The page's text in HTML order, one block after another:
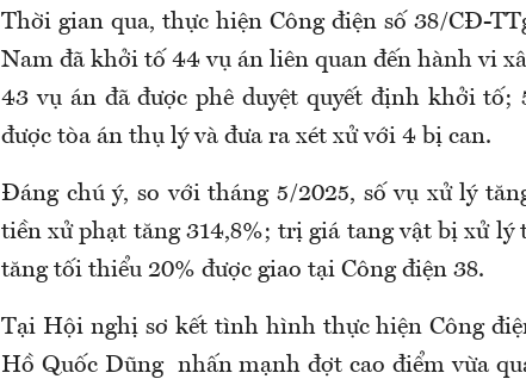
Thời gian qua, thực hiện Công điện số 38/CĐ-
Nam đã khởi tố 44 vụ án liên quan đến hành vi
43 vụ án đã được phê duyệt quyết định khởi
được tòa án thụ lý và đưa ra xét xử với 4 bị can.
Đáng chú ý, so với tháng 5/2025, số vụ xử lý
tiền xử phạt tăng 314,8%; trị giá tang vật bị xử lý
tăng tối thiểu 20% được giao tại Công điện 38.
Tại Hội nghị sơ kết tình hình thực hiện Công
Hồ Quốc Dũng nhấn mạnh đợt cao điểm vừa